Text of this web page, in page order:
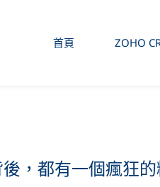
首頁 ZOHO
，都有一個瘋狂